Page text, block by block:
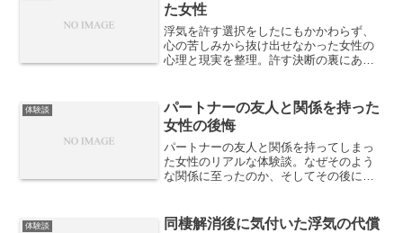
た女性
浮気を許す選択をしたにもかかわらず、
心の苦しみから抜け出せなかった女性の
心理と現実を整理。許す決断の裏にある
体験談
パートナーの友人と関係を持った
女性の後悔
パートナーの友人と関係を持ってしまっ
た女性のリアルな体験談。なぜそのよう
な関係に至ったのか、そしてその後に押
体験談 同棲解消後に気付いた浮気の代償